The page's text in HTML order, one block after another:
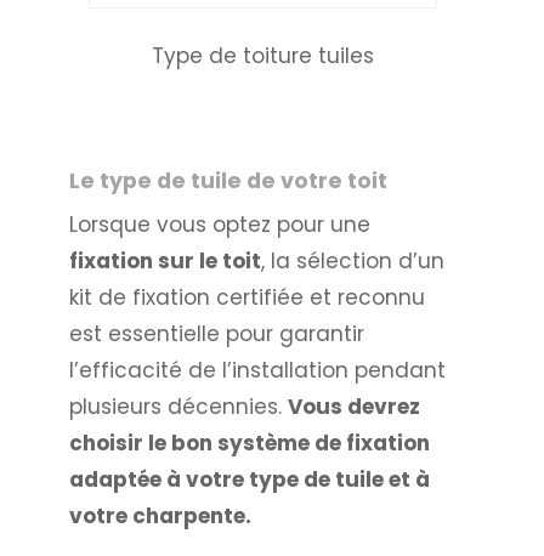
Type de toiture tuiles
Le type de tuile de votre toit
Lorsque vous optez pour une
fixation sur le toit, la sélection d’un
kit de fixation certifiée et reconnu
est essentielle pour garantir
l’efficacité de l’installation pendant
plusieurs décennies. Vous devrez
choisir le bon système de fixation
adaptée à votre type de tuile et à
votre charpente.